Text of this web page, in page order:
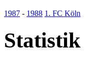
1987 - 1988 1. FC Köln
Statistik